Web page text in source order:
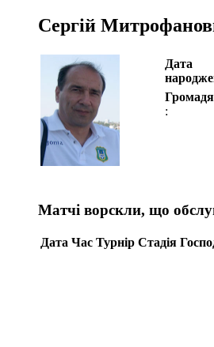
Сергій
Дата
:
Матчі ворскли, що
Дата Час Турнір Стадія